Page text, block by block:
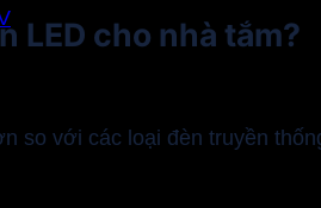
LED cho nhà tắm?
so với các loại đèn truyền